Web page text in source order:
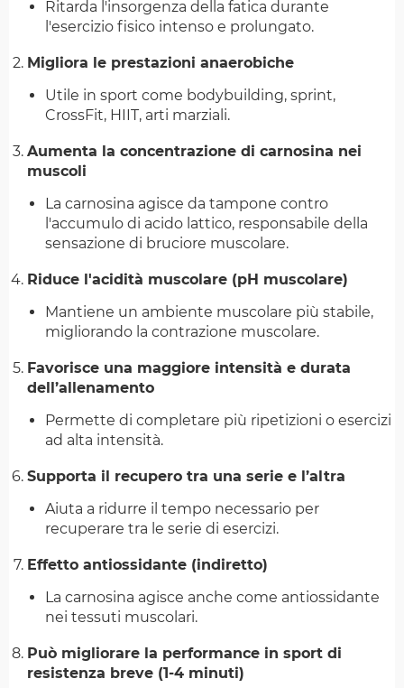
Ritarda l'insorgenza della fatica durante
l'esercizio fisico intenso e prolungato.
Migliora le prestazioni anaerobiche
Utile in sport come bodybuilding, sprint,
CrossFit, HIIT, arti marziali.
Aumenta la concentrazione di carnosina nei
muscoli
La carnosina agisce da tampone contro
l'accumulo di acido lattico, responsabile della
sensazione di bruciore muscolare.
Riduce l'acidità muscolare (pH muscolare)
Mantiene un ambiente muscolare più stabile,
migliorando la contrazione muscolare.
Favorisce una maggiore intensità e durata
dell’allenamento
Permette di completare più ripetizioni o esercizi
ad alta intensità.
Supporta il recupero tra una serie e l’altra
Aiuta a ridurre il tempo necessario per
recuperare tra le serie di esercizi.
Effetto antiossidante (indiretto)
La carnosina agisce anche come antiossidante
nei tessuti muscolari.
Può migliorare la performance in sport di
resistenza breve (1-4 minuti)